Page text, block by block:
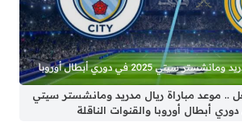
.. موعد مباراة ريال مدريد ومانشستر سيتي